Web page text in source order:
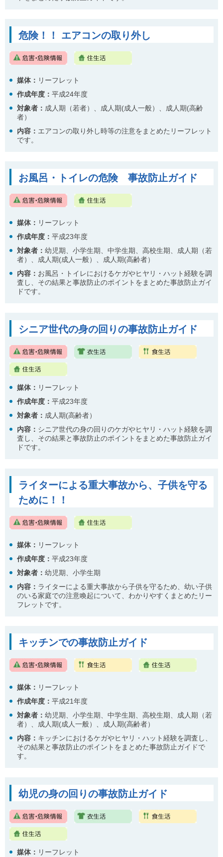
危険！！ エアコンの取り外し
媒体： リーフレット
作成年度： 平成24年度
対象者： 成人期（若者）、成人期(成人一般）、成人期(高齢
者）
内容 ： エアコンの取り外し時等の注意をまとめたリーフレット
です。
お風呂・トイレの危険 事故防止ガイド
媒体： リーフレット
作成年度： 平成23年度
対象者： 幼児期、小学生期、中学生期、高校生期、成人期（若
者）、成人期(成人一般）、成人期(高齢者）
内容 ： お風呂・トイレにおけるケガやヒヤリ・ハット経験を調
査し、その結果と事故防止のポイントをまとめた事故防止ガイ
ドです。
シニア世代の身の回りの事故防止ガイド
媒体： リーフレット
作成年度： 平成23年度
対象者： 成人期(高齢者）
内容 ： シニア世代の身の回りのケガやヒヤリ・ハット経験を調
査し、その結果と事故防止のポイントをまとめた事故防止ガイ
ドです。
ライターによる重大事故から、子供を守る
ために！！
媒体： リーフレット
作成年度： 平成23年度
対象者： 幼児期、小学生期
内容 ： ライターによる重大事故から子供を守るため、幼い子供
のいる家庭での注意喚起について、わかりやすくまとめたリー
フレットです。
キッチンでの事故防止ガイド
媒体： リーフレット
作成年度： 平成21年度
対象者： 幼児期、小学生期、中学生期、高校生期、成人期（若
者）、成人期(成人一般）、成人期(高齢者）
内容 ： キッチンにおけるケガやヒヤリ・ハット経験を調査し、
その結果と事故防止のポイントをまとめた事故防止ガイドで
す。
幼児の身の回りの事故防止ガイド
媒体： リーフレット